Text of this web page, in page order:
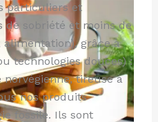
particuliers et
de sobriété et moins de
alimentation), grâce à
technologies douces) :
tireuse à
nos produits
fossile. Ils sont